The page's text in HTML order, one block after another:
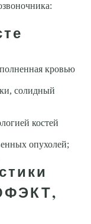
кровью
солидный
костей
опухолей;